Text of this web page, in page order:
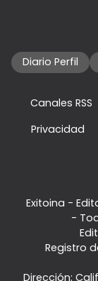
Diario Perfil
Canales RSS
Privacidad
Exitoina -
-
Registro
Dirección: